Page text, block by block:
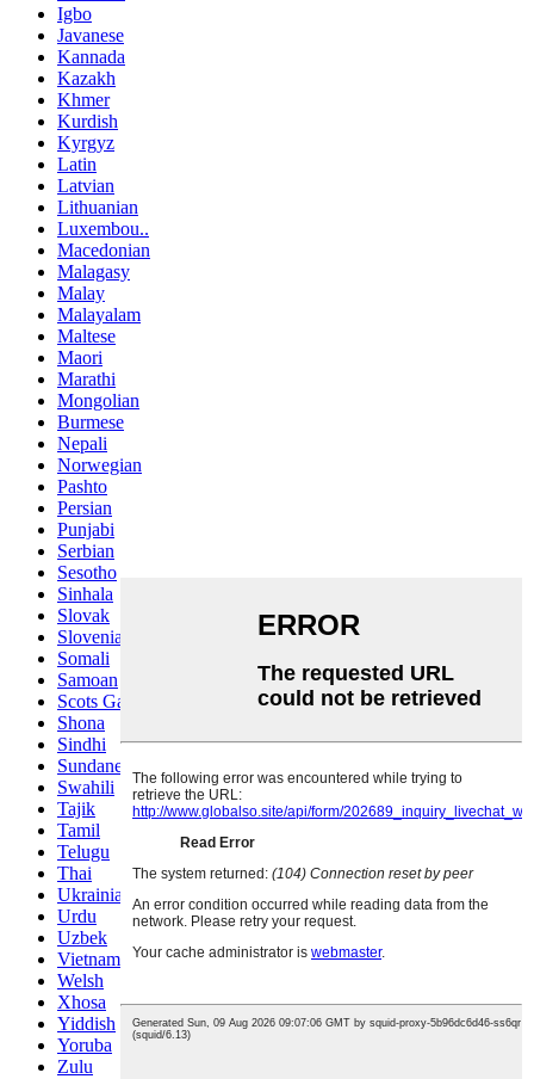
Igbo
Javanese
Kannada
Kazakh
Khmer
Kurdish
Kyrgyz
Latin
Latvian
Lithuanian
Luxembou..
Macedonian
Malagasy
Malay
Malayalam
Maltese
Maori
Marathi
Mongolian
Burmese
Nepali
Norwegian
Pashto
Persian
Punjabi
Serbian
Sesotho
Sinhala
Slovak
Slovenian
Somali
Samoan
Scots Gaelic
Shona
Sindhi
Sundanese
Swahili
Tajik
Tamil
Telugu
Thai
Ukrainian
Urdu
Uzbek
Vietnamese
Welsh
Xhosa
Yiddish
Yoruba
Zulu